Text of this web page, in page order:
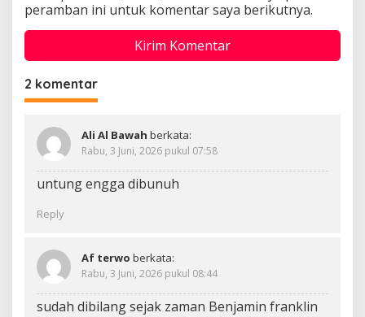
peramban ini untuk komentar saya berikutnya.
2 komentar
Ali Al Bawah berkata:
Rabu, 3 Juni, 2026 pukul 07:58
untung engga dibunuh
Reply
Af terwo berkata:
Rabu, 3 Juni, 2026 pukul 08:44
sudah dibilang sejak zaman Benjamin franklin